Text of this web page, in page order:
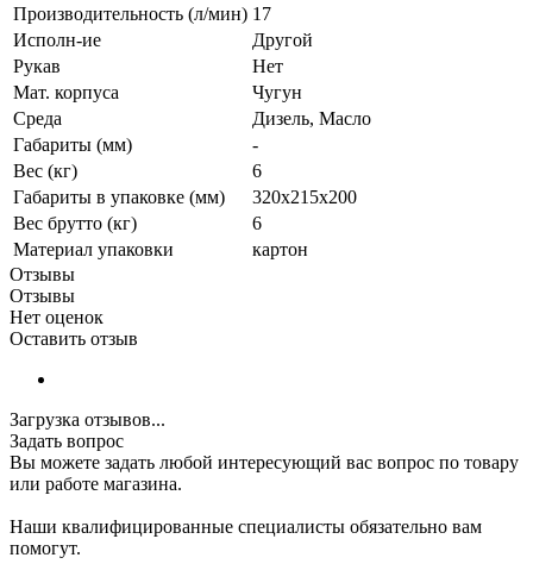
Производительность (л/мин) 17
Исполн-ие
Другой
Рукав
Нет
Мат. корпуса
Чугун
Среда
Дизель, Масло
Габариты (мм)
-
Вес (кг)
6
Габариты в упаковке (мм)
320х215х200
Вес брутто (кг)
6
Материал упаковки
картон
Отзывы
Отзывы
Нет оценок
Оставить отзыв
Загрузка отзывов...
Задать вопрос
Вы можете задать любой интересующий вас вопрос по товару
или работе магазина.
Наши квалифицированные специалисты обязательно вам
помогут.